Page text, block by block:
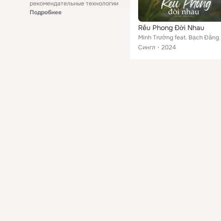
рекомендательные технологии
Подробнее
Rêu Phong Đời Nhau
Сингл
2024